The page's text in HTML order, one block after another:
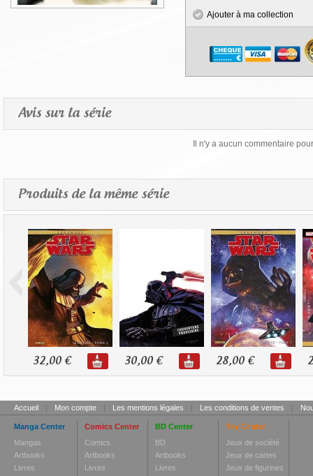
Ajouter à ma collection
Avis sur la série
Il n'y a aucun commentaire
Produits de la même série
32,00 € 30,00 € 28,00 €
Accueil | Mon compte | Les mentions légales | Les conditions de ventes |
Manga Center
Mangas
Artbooks
Livres
Comics Center
Comics
Artbooks
Livres
BD Center
BD
Artbooks
Livres
Toy Center
Jeux de société
Jeux de cartes
Jeux de figurines